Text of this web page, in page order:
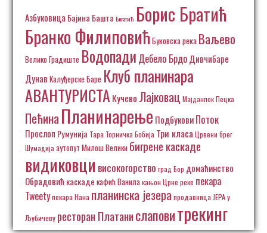
Азбуковица Бајина Башта Богатић Борис Братић
Бранко Филиповић Буковска река Ваљево
Велико Градиште Водопади Дебело БрдоДивчибаре
Дунав Калуђерске Баре Клуб планинара
АВАНТУРИСТА Кучево Лајковац Мајданпек Пецка
Пећина Планинарење ПодбуковиПоток
Прослоп Румунија Тара Торничка Бобија Три класа Црвени брег
Шумадија аутопут Милош Велики бигрене каскаде
видиковци високогорство град Бор домаћинство
Обрадовић каскаде кафић Ванилакањон Црне реке пекара
Tweetyпекара Нана планинска језера продавница ЈЕРА у
Љубичеву ресторан Платанислаповитрекинг